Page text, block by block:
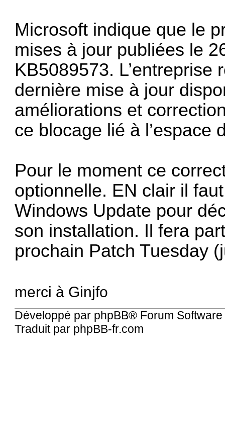
Microsoft indique que le
mises à jour publiées le
KB5089573. L’entreprise
dernière mise à jour
améliorations et
ce blocage lié à l’espace
Pour le moment ce
optionnelle. EN clair il
Windows Update pour
son installation. Il fera
prochain Patch Tuesday
merci à Ginjfo
Développé par phpBB® Forum
Traduit par phpBB-fr.com